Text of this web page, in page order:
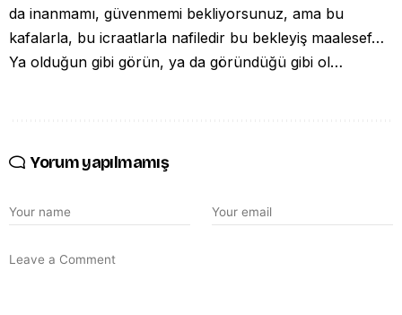
da inanmamı, güvenmemi bekliyorsunuz, ama bu
kafalarla, bu icraatlarla nafiledir bu bekleyiş maalesef…
Ya olduğun gibi görün, ya da göründüğü gibi ol…
Yorum yapılmamış